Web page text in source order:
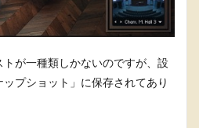
が一種類しかないのですが、設
プショット」に保存されてあり